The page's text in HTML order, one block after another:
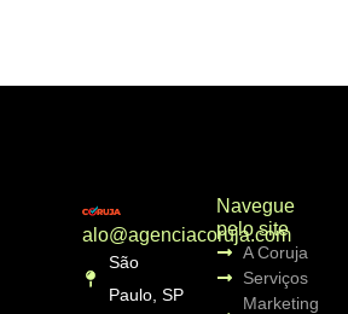
alo@agenciacoruja.com
São
Paulo, SP
Navegue
pelo site
A Coruja
Serviços
Marketing